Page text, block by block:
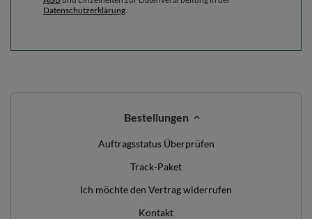
Datenschutzerklärung
Bestellungen
Auftragsstatus Überprüfen
Track-Paket
Ich möchte den Vertrag widerrufen
Kontakt